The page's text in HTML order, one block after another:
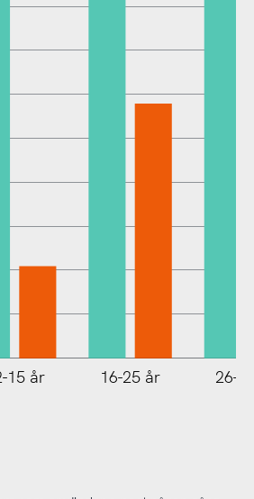
15 år 16-25 år 26-